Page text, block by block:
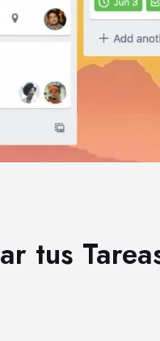
tus